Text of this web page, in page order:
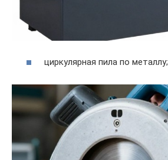
циркулярная пила по металлу;